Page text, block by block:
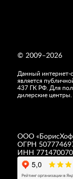
© 2009–2026
Данный интернет-
является
437 ГК РФ. Для
дилерские центры.
ООО «
ОГРН
ИНН